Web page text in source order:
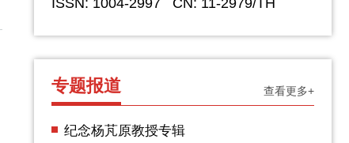
ISSN: 1004-2997 CN: 11-2979/TH
专题报道 查看更多+
纪念杨芃原教授专辑